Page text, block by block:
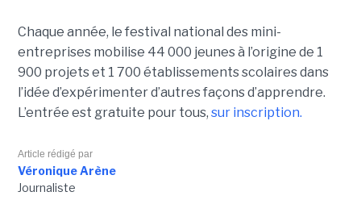
Chaque année, le festival national des mini-
entreprises mobilise 44 000 jeunes à l’origine de 1
900 projets et 1 700 établissements scolaires dans
l’idée d’expérimenter d’autres façons d’apprendre.
L’entrée est gratuite pour tous, sur inscription.
Article rédigé par
Véronique Arène
Journaliste